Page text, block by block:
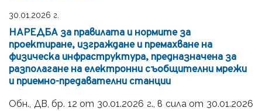
30.01.2026 г.
НАРЕДБА за правилата и нормите за
проектиране, изграждане и премахване на
физическа инфраструктура, предназначена за
разполагане на електронни съобщителни мрежи
и приемно-предавателни станции
Oбн., ДВ, бр. 12 от 30.01.2026 г., в сила от 30.01.2026